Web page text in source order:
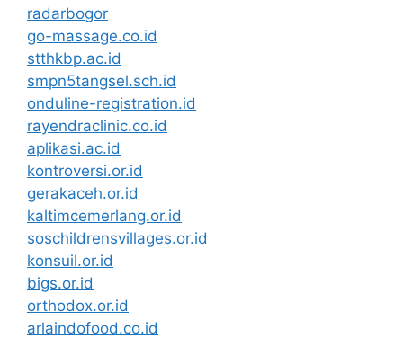
radarbogor
go-massage.co.id
stthkbp.ac.id
smpn5tangsel.sch.id
onduline-registration.id
rayendraclinic.co.id
aplikasi.ac.id
kontroversi.or.id
gerakaceh.or.id
kaltimcemerlang.or.id
soschildrensvillages.or.id
konsuil.or.id
bigs.or.id
orthodox.or.id
arlaindofood.co.id